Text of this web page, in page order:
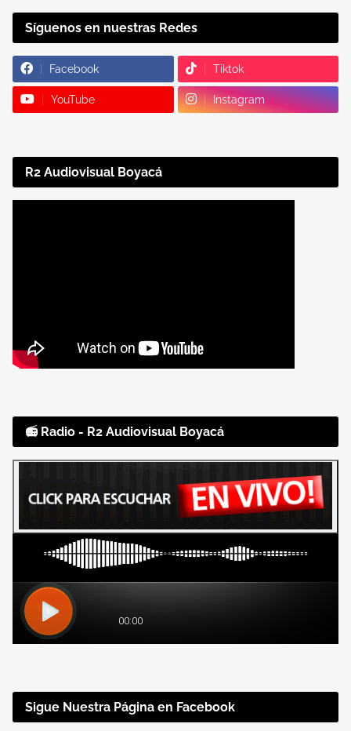
Síguenos en nuestras Redes
Facebook Tiktok
YouTube Instagram
R2 Audiovisual Boyacá
📻 Radio - R2 Audiovisual Boyacá
Sigue Nuestra Página en Facebook